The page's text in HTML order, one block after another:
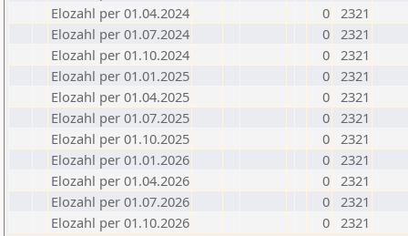
Elozahl per 01.04.2024
0 2321
Elozahl per 01.07.2024
0 2321
Elozahl per 01.10.2024
0 2321
Elozahl per 01.01.2025
0 2321
Elozahl per 01.04.2025
0 2321
Elozahl per 01.07.2025
0 2321
Elozahl per 01.10.2025
0 2321
Elozahl per 01.01.2026
0 2321
Elozahl per 01.04.2026
0 2321
Elozahl per 01.07.2026
0 2321
Elozahl per 01.10.2026
0 2321